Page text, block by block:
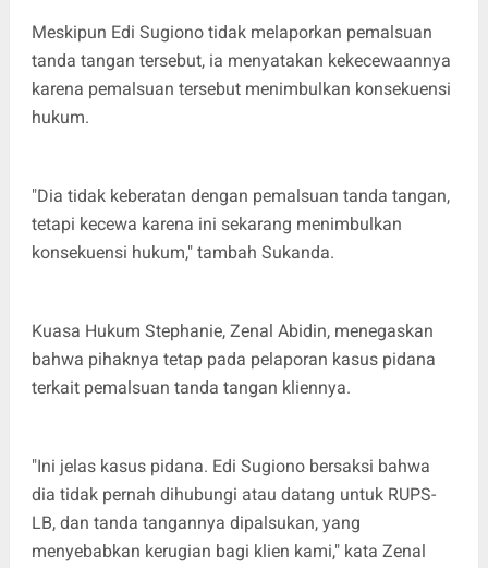
Meskipun Edi Sugiono tidak melaporkan pemalsuan
tanda tangan tersebut, ia menyatakan kekecewaannya
karena pemalsuan tersebut menimbulkan konsekuensi
hukum.
"Dia tidak keberatan dengan pemalsuan tanda tangan,
tetapi kecewa karena ini sekarang menimbulkan
konsekuensi hukum," tambah Sukanda.
Kuasa Hukum Stephanie, Zenal Abidin, menegaskan
bahwa pihaknya tetap pada pelaporan kasus pidana
terkait pemalsuan tanda tangan kliennya.
"Ini jelas kasus pidana. Edi Sugiono bersaksi bahwa
dia tidak pernah dihubungi atau datang untuk RUPS-
LB, dan tanda tangannya dipalsukan, yang
menyebabkan kerugian bagi klien kami," kata Zenal